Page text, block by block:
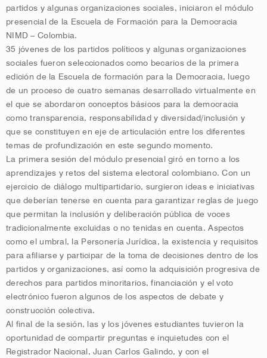
partidos y algunas organizaciones sociales, iniciaron el módulo
presencial de la Escuela de Formación para la Democracia
NIMD – Colombia.
35 jóvenes de los partidos políticos y algunas organizaciones
sociales fueron seleccionados como becarios de la primera
edición de la Escuela de formación para la Democracia, luego
de un proceso de cuatro semanas desarrollado virtualmente en
el que se abordaron conceptos básicos para la democracia
como transparencia, responsabilidad y diversidad/inclusión y
que se constituyen en eje de articulación entre los diferentes
temas de profundización en este segundo momento.
La primera sesión del módulo presencial giró en torno a los
aprendizajes y retos del sistema electoral colombiano. Con un
ejercicio de diálogo multipartidario, surgieron ideas e iniciativas
que deberían tenerse en cuenta para garantizar reglas de juego
que permitan la inclusión y deliberación pública de voces
tradicionalmente excluidas o no tenidas en cuenta. Aspectos
como el umbral, la Personería Jurídica, la existencia y requisitos
para afiliarse y participar de la toma de decisiones dentro de los
partidos y organizaciones, así como la adquisición progresiva de
derechos para partidos minoritarios, financiación y el voto
electrónico fueron algunos de los aspectos de debate y
construcción colectiva.
Al final de la sesión, las y los jóvenes estudiantes tuvieron la
oportunidad de compartir preguntas e inquietudes con el
Registrador Nacional, Juan Carlos Galindo, y con el